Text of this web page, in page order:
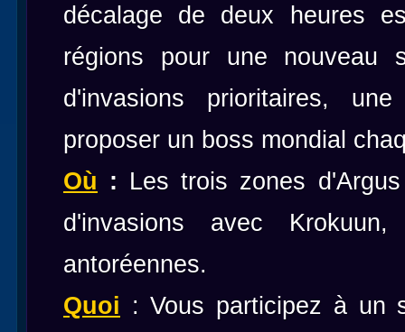
décalage de deux heures
régions pour une nouveau
d'invasions prioritaires,
proposer un boss mondial
Où : Les trois zones
d'invasions avec
antoréennes.
Quoi : Vous participez à un